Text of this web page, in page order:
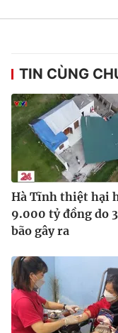
® Cấm sao chép dưới
thuận bằng văn bản.
thông tin từ website
TIN CÙNG
Hà Tĩnh thiệt hại
9.000 tỷ đồng do
bão gây ra